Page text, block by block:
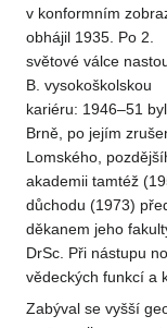
v konformním
obhájil 1935. Po 2.
světové válce
B. vysokoškolskou
kariéru: 1946–51
Brně, po jejím
Lomského,
akademii tamtéž
důchodu (1973)
děkanem jeho
DrSc. Při nástupu
vědeckých funkcí a
Zabýval se vyšší